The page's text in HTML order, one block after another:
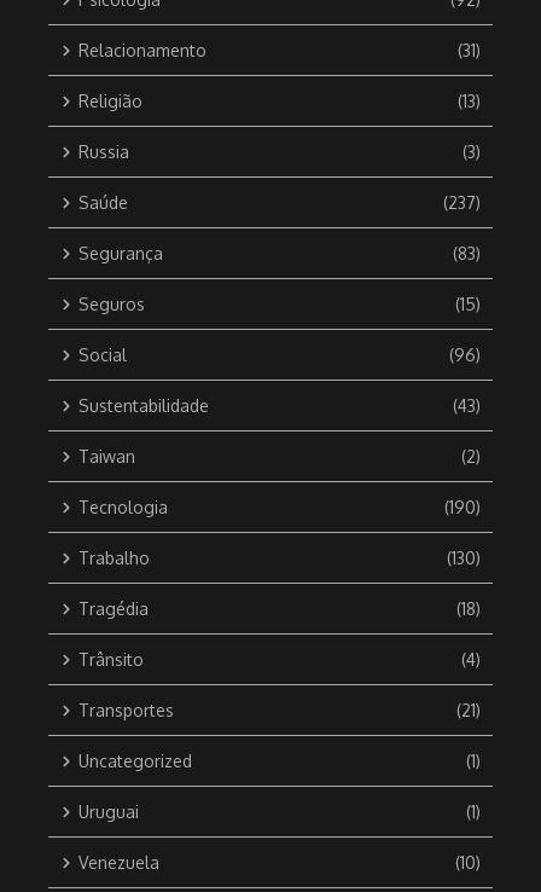
Relacionamento (31)
Religião (13)
Russia (3)
Saúde (237)
Segurança (83)
Seguros (15)
Social (96)
Sustentabilidade (43)
Taiwan (2)
Tecnologia (190)
Trabalho (130)
Tragédia (18)
Trânsito (4)
Transportes (21)
Uncategorized (1)
Uruguai (1)
Venezuela (10)